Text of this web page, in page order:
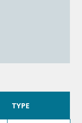
TYPE